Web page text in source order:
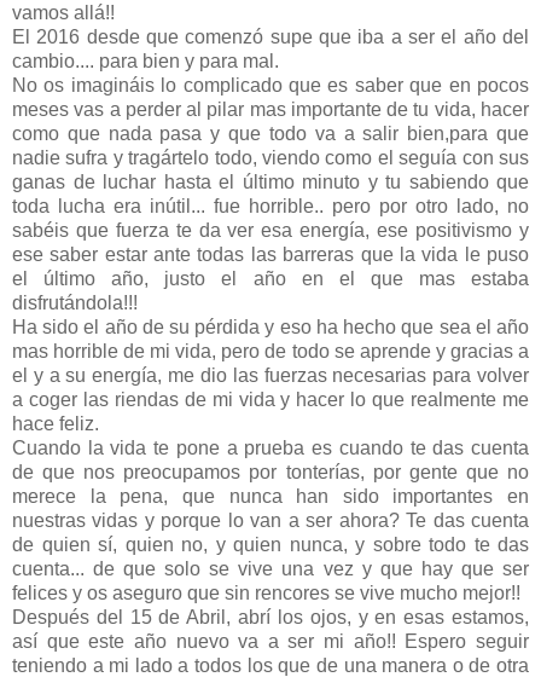
vamos allá!!
El 2016 desde que comenzó supe que iba a ser el año del
cambio.... para bien y para mal.
No os imagináis lo complicado que es saber que en pocos
meses vas a perder al pilar mas importante de tu vida, hacer
como que nada pasa y que todo va a salir bien,para que
nadie sufra y tragártelo todo, viendo como el seguía con sus
ganas de luchar hasta el último minuto y tu sabiendo que
toda lucha era inútil... fue horrible.. pero por otro lado, no
sabéis que fuerza te da ver esa energía, ese positivismo y
ese saber estar ante todas las barreras que la vida le puso
el último año, justo el año en el que mas estaba
disfrutándola!!!
Ha sido el año de su pérdida y eso ha hecho que sea el año
mas horrible de mi vida, pero de todo se aprende y gracias a
el y a su energía, me dio las fuerzas necesarias para volver
a coger las riendas de mi vida y hacer lo que realmente me
hace feliz.
Cuando la vida te pone a prueba es cuando te das cuenta
de que nos preocupamos por tonterías, por gente que no
merece la pena, que nunca han sido importantes en
nuestras vidas y porque lo van a ser ahora? Te das cuenta
de quien sí, quien no, y quien nunca, y sobre todo te das
cuenta... de que solo se vive una vez y que hay que ser
felices y os aseguro que sin rencores se vive mucho mejor!!
Después del 15 de Abril, abrí los ojos, y en esas estamos,
así que este año nuevo va a ser mi año!! Espero seguir
teniendo a mi lado a todos los que de una manera o de otra